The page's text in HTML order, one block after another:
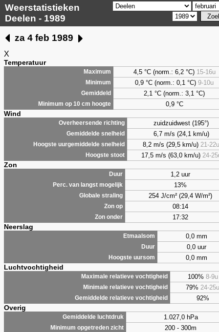
Weerstatistieken
Deelen - 1989
za 4 feb 1989
X
Temperatuur
Maximum 4,5 °C (norm.: 6,2 °C) 15-16u
Minimum 0,9 °C (norm.: 0,1 °C) 9-10u
Gemiddeld 2,1 °C (norm.: 3,1 °C)
Minimum op 10 cm hoogte 0,9 °C
Wind
Overheersende richting zuidzuidwest (195°)
Gemiddelde snelheid 6,7 m/s (24,1 km/u)
Hoogste uurgemiddelde snelheid 8,2 m/s (29,5 km/u) 21-22u
Hoogste stoot 17,5 m/s (63,0 km/u) 24-
Zon
Duur 1,2 uur
Perc. van langst mogelijk 13%
Globale straling 254 J/cm² (29,4 W/m²)
Zon op 08:14
Zon onder 17:32
Neerslag
Etmaalsom 0,0 mm
Duur 0,0 uur
Hoogste uursom 0,0 mm
Luchtvochtigheid
Maximale relatieve vochtigheid 100% 8-9u
Minimale relatieve vochtigheid 79% 24-25u
Gemiddelde relatieve vochtigheid 92%
Overig
Gemiddelde luchtdruk 1.027,0 hPa
Minimum opgetreden zicht 200 - 300m